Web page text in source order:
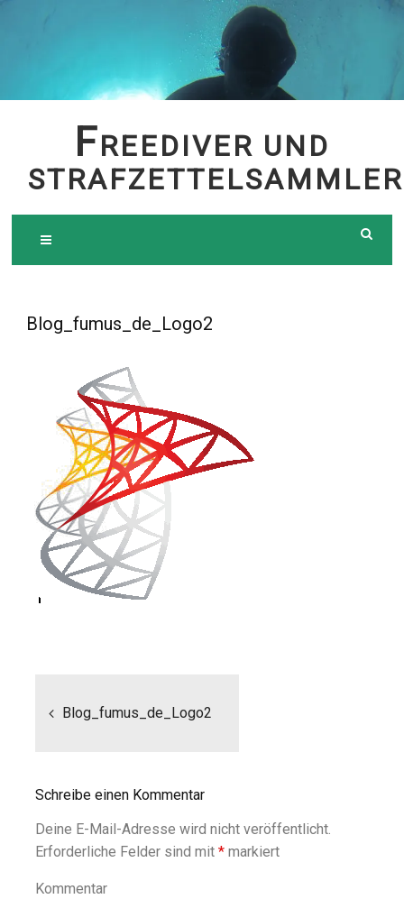
FREEDIVER UND
STRAFZETTELSAMMLER
Blog_fumus_de_Logo2
Blog_fumus_de_Logo2
Schreibe einen Kommentar
Deine E-Mail-Adresse wird nicht veröffentlicht.
Erforderliche Felder sind mit * markiert
Kommentar